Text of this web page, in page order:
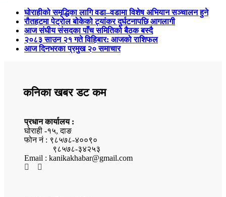
घोराहीको समृद्धिका लागि वडा–वडामा विशेष अभियान सञ्चालन हुने
रौतहटमा पेट्रोल बोकेको ट्यांकर दुर्घटनापछि आगलागी
आज संघीय संसदका पाँच समितिको बैठक बस्दै
२०८३ साउन २१ गते विहिबार: आजको राशिफल
आज दिनभरका प्रमुख २० समाचार
कनिका खबर डट कम
प्रधान कार्यालय :
घोराही -१५, दाङ
फोन नं : ९८५७८-४००९०
९८५७८-३४२५३
Email : kanikakhabar@gmail.com